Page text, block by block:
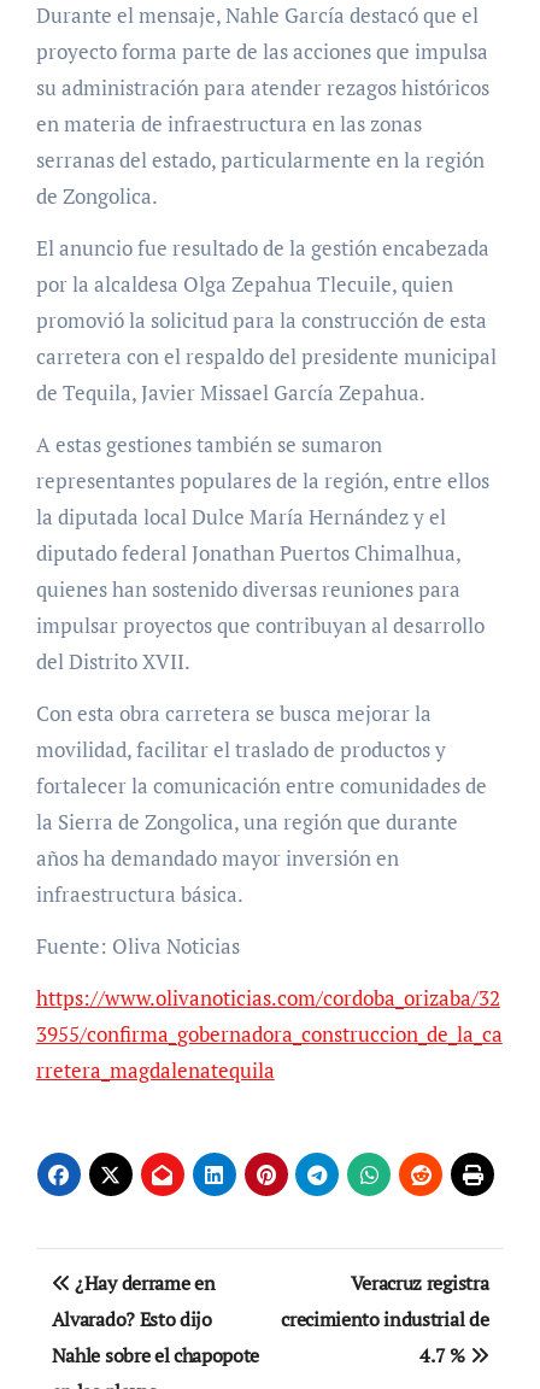
Durante el mensaje, Nahle García destacó que el
proyecto forma parte de las acciones que impulsa
su administración para atender rezagos históricos
en materia de infraestructura en las zonas
serranas del estado, particularmente en la región
de Zongolica.
El anuncio fue resultado de la gestión encabezada
por la alcaldesa Olga Zepahua Tlecuile, quien
promovió la solicitud para la construcción de esta
carretera con el respaldo del presidente municipal
de Tequila, Javier Missael García Zepahua.
A estas gestiones también se sumaron
representantes populares de la región, entre ellos
la diputada local Dulce María Hernández y el
diputado federal Jonathan Puertos Chimalhua,
quienes han sostenido diversas reuniones para
impulsar proyectos que contribuyan al desarrollo
del Distrito XVII.
Con esta obra carretera se busca mejorar la
movilidad, facilitar el traslado de productos y
fortalecer la comunicación entre comunidades de
la Sierra de Zongolica, una región que durante
años ha demandado mayor inversión en
infraestructura básica.
Fuente: Oliva Noticias
https://www.olivanoticias.com/cordoba_orizaba/32
3955/confirma_gobernadora_construccion_de_la_ca
rretera_magdalenatequila
Navegación
de
entradas
¿Hay derrame en
Alvarado? Esto dijo
Nahle sobre el chapopote
Veracruz registra
crecimiento industrial de
4.7 %